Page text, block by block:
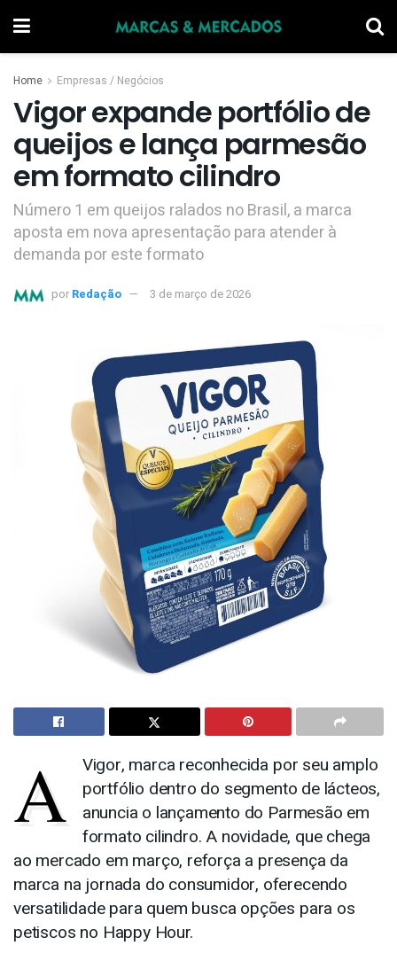
Home Empresas / Negócios
Vigor expande portfólio de
queijos e lança parmesão
em formato cilindro
Número 1 em queijos ralados no Brasil, a marca
aposta em nova apresentação para atender à
demanda por este formato
por Redação 3 de março de 2026
A
Vigor, marca reconhecida por seu amplo
portfólio dentro do segmento de lácteos,
anuncia o lançamento do Parmesão em
formato cilindro. A novidade, que chega
ao mercado em março, reforça a presença da
marca na jornada do consumidor, oferecendo
versatilidade para quem busca opções para os
petiscos no Happy Hour.